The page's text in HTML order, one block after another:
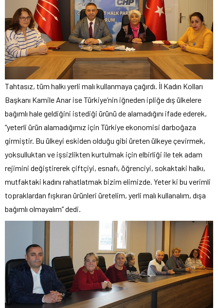
Tahtasız, tüm halkı yerli malı kullanmaya çağırdı. İl Kadın Kolları
Başkanı Kamile Anar ise Türkiye’nin iğneden ipliğe dış ülkelere
bağımlı hale geldiğini istediği ürünü de alamadığını ifade ederek,
“yeterli ürün alamadığımız için Türkiye ekonomisi darboğaza
girmiştir. Bu ülkeyi eskiden olduğu gibi üreten ülkeye çevirmek,
yoksulluktan ve işsizlikten kurtulmak için elbirliği ile tek adam
rejimini değiştirerek çiftçiyi, esnafı, öğrenciyi, sokaktaki halkı,
mutfaktaki kadını rahatlatmak bizim elimizde. Yeter ki bu verimli
topraklardan fışkıran ürünleri üretelim, yerli malı kullanalım, dışa
bağımlı olmayalım” dedi.